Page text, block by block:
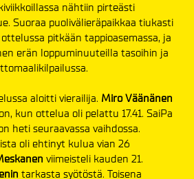
nähtiin pirteästi
Suoraa puolivälieräpaikkaa tiukasti
pitkään tappioasemassa, ja
erän loppuminuuteilla tasoihin ja
aloitti vierailija. Miro Väänänen
kun ottelua oli pelattu 17.41. SaiPa
heti seuraavassa vaihdossa.
oli ehtinyt kulua vian 26
viimeisteli kauden 21.
tarkasta syötöstä. Toisena